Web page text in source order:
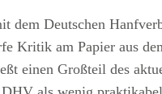
dem Deutschen
Kritik am Papier aus
einen Großteil des